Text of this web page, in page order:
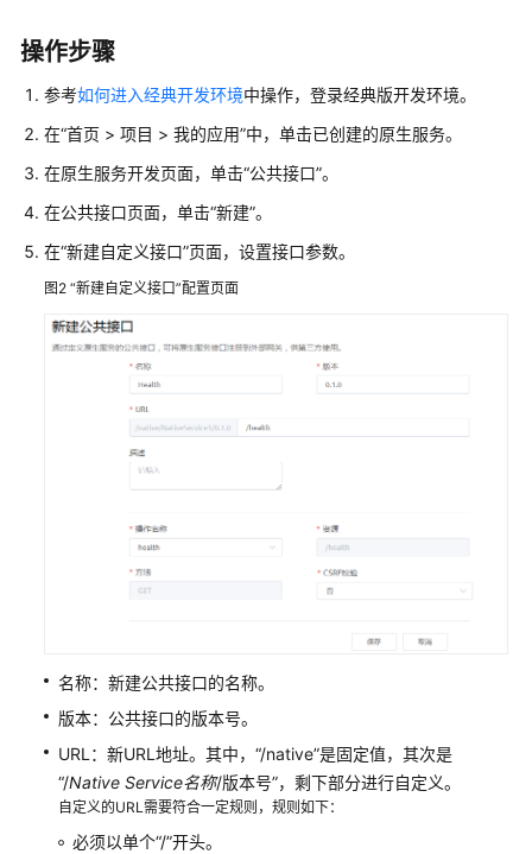
过
授
予
用
华
云
Astro
应
应
实
例
并
授
权
操作步骤
参考如何进入经典开发环境中操作，登录经典版开发环境。
在“首页 > 项目 > 我的应用”中，单击已创建的原生服务。
在原生服务开发页面，单击“公共接口”。
在公共接口页面，单击“新建”。
在“新建自定义接口”页面，设置接口参数。
图2 “新建自定义接口”配置页面
名称：新建公共接口的名称。
版本：公共接口的版本号。
URL：新URL地址。其中，“/native”是固定值，其次是
“/Native Service名称/版本号”，剩下部分进行自定义。
自定义的URL需要符合一定规则，规则如下：
必须以单个“/”开头。